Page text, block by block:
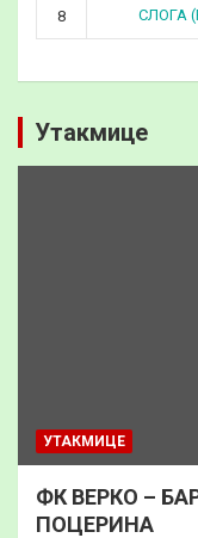
8 СЛОГА
Утакмице
УТАКМИЦЕ
ФК ВЕРКО –
ПОЦЕРИНА